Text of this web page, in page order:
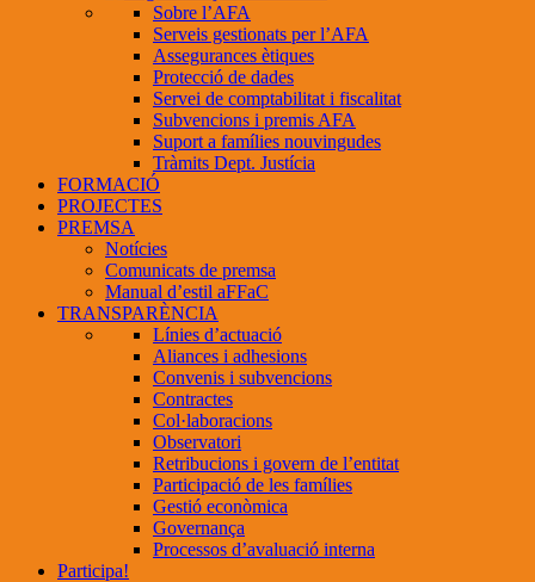
Sobre l’AFA
Serveis gestionats per l’AFA
Assegurances ètiques
Protecció de dades
Servei de comptabilitat i fiscalitat
Subvencions i premis AFA
Suport a famílies nouvingudes
Tràmits Dept. Justícia
FORMACIÓ
PROJECTES
PREMSA
Notícies
Comunicats de premsa
Manual d’estil aFFaC
TRANSPARÈNCIA
Línies d’actuació
Aliances i adhesions
Convenis i subvencions
Contractes
Col·laboracions
Observatori
Retribucions i govern de l’entitat
Participació de les famílies
Gestió econòmica
Governança
Processos d’avaluació interna
Participa!